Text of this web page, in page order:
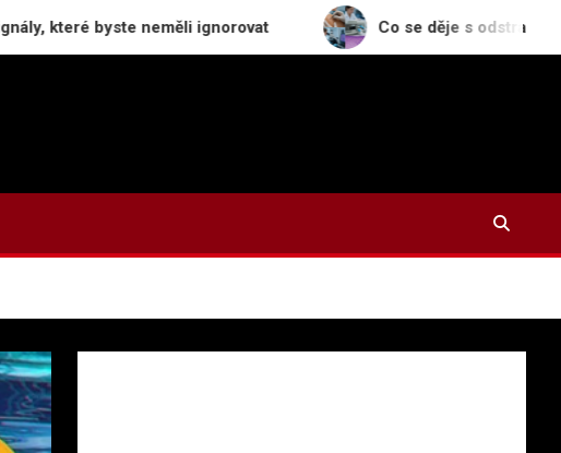
byste neměli ignorovat Co se děje s odstraněným